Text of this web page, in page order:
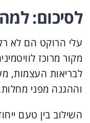
לסיכום:
עלי הרוקט הם לא
מקור מרוכז
לבריאות העצמות,
וההגנה מפני
השילוב בין טעם